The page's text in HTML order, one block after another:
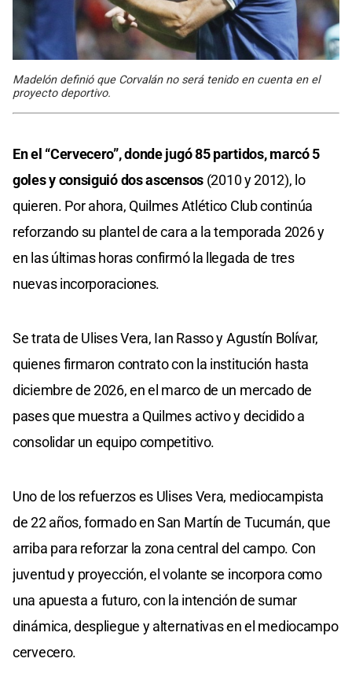
Madelón definió que Corvalán no será tenido en cuenta en el
proyecto deportivo.
En el “Cervecero”, donde jugó 85 partidos, marcó 5
goles y consiguió dos ascensos (2010 y 2012), lo
quieren. Por ahora, Quilmes Atlético Club continúa
reforzando su plantel de cara a la temporada 2026 y
en las últimas horas confirmó la llegada de tres
nuevas incorporaciones.
Se trata de Ulises Vera, Ian Rasso y Agustín Bolívar,
quienes firmaron contrato con la institución hasta
diciembre de 2026, en el marco de un mercado de
pases que muestra a Quilmes activo y decidido a
consolidar un equipo competitivo.
Uno de los refuerzos es Ulises Vera, mediocampista
de 22 años, formado en San Martín de Tucumán, que
arriba para reforzar la zona central del campo. Con
juventud y proyección, el volante se incorpora como
una apuesta a futuro, con la intención de sumar
dinámica, despliegue y alternativas en el mediocampo
cervecero.